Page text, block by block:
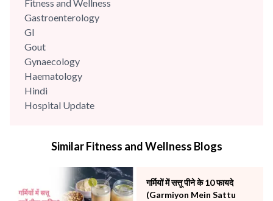
Fitness and Wellness
Gastroenterology
GI
Gout
Gynaecology
Haematology
Hindi
Hospital Update
Mental Health
Neonatology & Paediatrics
Nephrology & Dialysis
Similar Fitness and Wellness Blogs
गर्मियों में सत्तू पीने के 10 फायदे
(Garmiyon Mein Sattu